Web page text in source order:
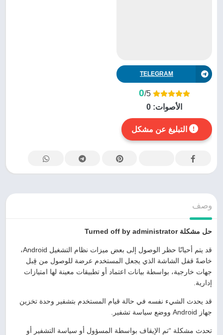
TELEGRAM
0/5
الأصوات: 0
التبليغ عن مشكل
وصف
حل مشكلة Turned off by administrator
قد يتم أحيانًا حظر الوصول إلى بعض ميزات نظام التشغيل Android،
خاصةً قفل الشاشة الذي يجعل المستخدم عرضة للوصول من قِبل
جهات خارجية، بواسطة بيانات اعتماد أو تطبيقات معينة لها امتيازات
إدارية.
قد يحدث الشيء نفسه في حالة قيام المستخدم بتشفير وحدة تخزين
جهاز Android ووضع سياسة تشفير.
تحدث مشكلة “تم الإيقاف بواسطة المسؤول أو سياسة التشفير أو